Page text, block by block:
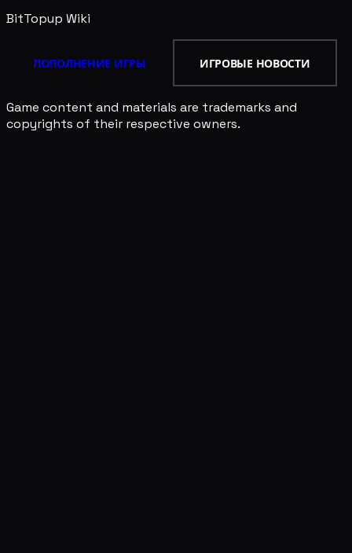
BitTopup Wiki
ПОПОЛНЕНИЕ ИГРЫ ИГРОВЫЕ НОВОСТИ
Game content and materials are trademarks and
copyrights of their respective owners.